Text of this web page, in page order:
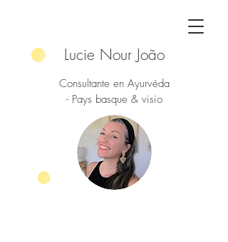
Lucie Nour João
Consultante en Ayurvéda
- Pays basque & visio